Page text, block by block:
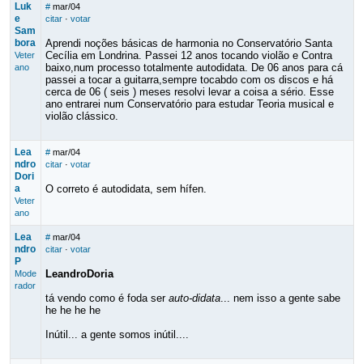
Luk
e
Sam
bora
Veter
ano
# mar/04
citar· votar
Aprendi noções básicas de harmonia no Conservatório Santa
Cecília em Londrina. Passei 12 anos tocando violão e Contra
baixo,num processo totalmente autodidata. De 06 anos para cá
passei a tocar a guitarra,sempre tocabdo com os discos e há
cerca de 06 ( seis ) meses resolvi levar a coisa a sério. Esse
ano entrarei num Conservatório para estudar Teoria musical e
violão clássico.
Lea
ndro
Dori
a
Veter
ano
# mar/04
citar· votar
O correto é autodidata, sem hífen.
Lea
ndro
P
Mode
rador
# mar/04
citar· votar
LeandroDoria
tá vendo como é foda ser auto-didata... nem isso a gente sabe
he he he he
Inútil... a gente somos inútil....